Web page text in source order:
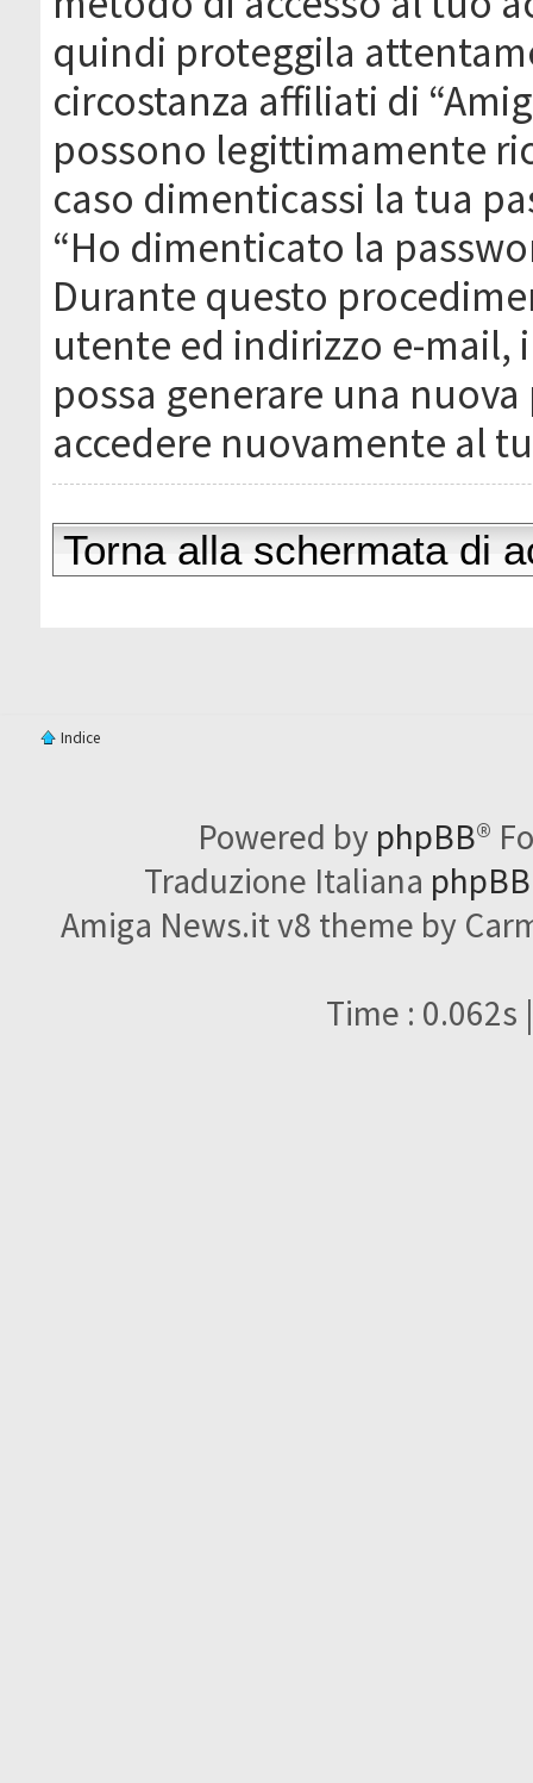
quindi proteggila
circostanza affiliati di
possono legittimamente
caso dimenticassi la tua
“Ho dimenticato la
Durante questo
utente ed indirizzo e-mail,
possa generare una
accedere nuovamente al
Torna alla schermata di
Indice
Powered by phpBB®
Traduzione Italiana
Amiga News.it v8 theme by
Time : 0.062s